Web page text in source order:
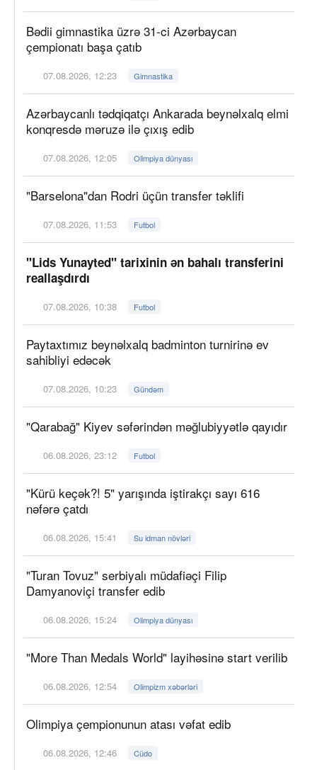
Bədii gimnastika üzrə 31-ci Azərbaycan
çempionatı başa çatıb
07.08.2026, 12:23 Gimnastika
Azərbaycanlı tədqiqatçı Ankarada beynəlxalq elmi
konqresdə məruzə ilə çıxış edib
07.08.2026, 12:05 Olimpiya dünyası
"Barselona"dan Rodri üçün transfer təklifi
07.08.2026, 11:53 Futbol
"Lids Yunayted" tarixinin ən bahalı transferini
reallaşdırdı
07.08.2026, 10:38 Futbol
Paytaxtımız beynəlxalq badminton turnirinə ev
sahibliyi edəcək
07.08.2026, 10:23 Gündəm
"Qarabağ" Kiyev səfərindən məğlubiyyətlə qayıdır
06.08.2026, 23:12 Futbol
"Kürü keçək?! 5" yarışında iştirakçı sayı 616
nəfərə çatdı
06.08.2026, 15:41 Su idman növləri
"Turan Tovuz" serbiyalı müdafiəçi Filip
Damyanoviçi transfer edib
06.08.2026, 15:24 Olimpiya dünyası
"More Than Medals World" layihəsinə start verilib
06.08.2026, 12:54 Olimpizm xəbərləri
Olimpiya çempionunun atası vəfat edib
06.08.2026, 12:46 Cüdo